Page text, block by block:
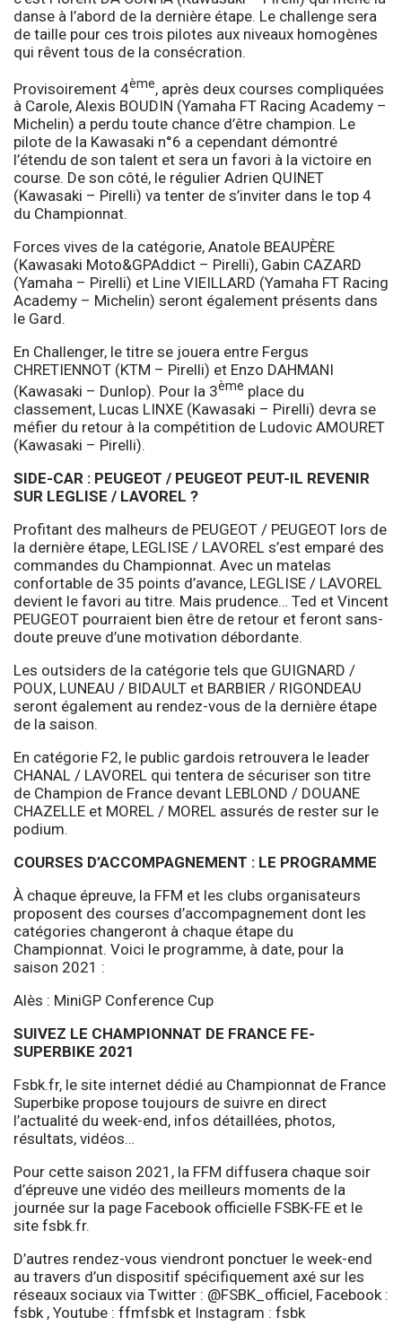
danse à l’abord de la dernière étape. Le challenge sera
de taille pour ces trois pilotes aux niveaux homogènes
qui rêvent tous de la consécration.
Provisoirement 4ème, après deux courses compliquées
à Carole, Alexis BOUDIN (Yamaha FT Racing Academy –
Michelin) a perdu toute chance d’être champion. Le
pilote de la Kawasaki n°6 a cependant démontré
l’étendu de son talent et sera un favori à la victoire en
course. De son côté, le régulier Adrien QUINET
(Kawasaki – Pirelli) va tenter de s’inviter dans le top 4
du Championnat.
Forces vives de la catégorie, Anatole BEAUPÈRE
(Kawasaki Moto&GPAddict – Pirelli), Gabin CAZARD
(Yamaha – Pirelli) et Line VIEILLARD (Yamaha FT Racing
Academy – Michelin) seront également présents dans
le Gard.
En Challenger, le titre se jouera entre Fergus
CHRETIENNOT (KTM – Pirelli) et Enzo DAHMANI
(Kawasaki – Dunlop). Pour la 3ème place du
classement, Lucas LINXE (Kawasaki – Pirelli) devra se
méfier du retour à la compétition de Ludovic AMOURET
(Kawasaki – Pirelli).
SIDE-CAR : PEUGEOT / PEUGEOT PEUT-IL REVENIR
SUR LEGLISE / LAVOREL ?
Profitant des malheurs de PEUGEOT / PEUGEOT lors de
la dernière étape, LEGLISE / LAVOREL s’est emparé des
commandes du Championnat. Avec un matelas
confortable de 35 points d’avance, LEGLISE / LAVOREL
devient le favori au titre. Mais prudence… Ted et Vincent
PEUGEOT pourraient bien être de retour et feront sans-
doute preuve d’une motivation débordante.
Les outsiders de la catégorie tels que GUIGNARD /
POUX, LUNEAU / BIDAULT et BARBIER / RIGONDEAU
seront également au rendez-vous de la dernière étape
de la saison.
En catégorie F2, le public gardois retrouvera le leader
CHANAL / LAVOREL qui tentera de sécuriser son titre
de Champion de France devant LEBLOND / DOUANE
CHAZELLE et MOREL / MOREL assurés de rester sur le
podium.
COURSES D’ACCOMPAGNEMENT : LE PROGRAMME
À chaque épreuve, la FFM et les clubs organisateurs
proposent des courses d’accompagnement dont les
catégories changeront à chaque étape du
Championnat. Voici le programme, à date, pour la
saison 2021 :
Alès : MiniGP Conference Cup
SUIVEZ LE CHAMPIONNAT DE FRANCE FE-
SUPERBIKE 2021
Fsbk.fr, le site internet dédié au Championnat de France
Superbike propose toujours de suivre en direct
l’actualité du week-end, infos détaillées, photos,
résultats, vidéos…
Pour cette saison 2021, la FFM diffusera chaque soir
d’épreuve une vidéo des meilleurs moments de la
journée sur la page Facebook officielle FSBK-FE et le
site fsbk.fr.
D’autres rendez-vous viendront ponctuer le week-end
au travers d’un dispositif spécifiquement axé sur les
réseaux sociaux via Twitter : @FSBK_officiel, Facebook :
fsbk , Youtube : ffmfsbk et Instagram : fsbk